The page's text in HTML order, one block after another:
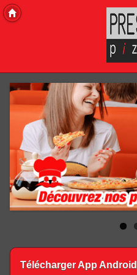
Télécharger App Android
Copyright 2013 Des-Click Com